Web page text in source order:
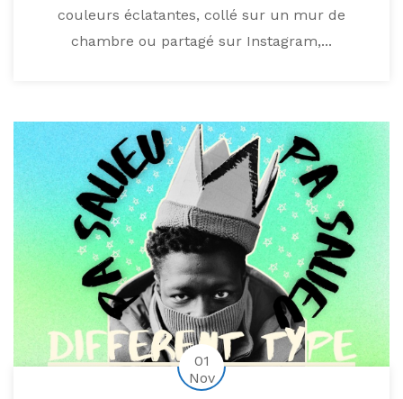
couleurs éclatantes, collé sur un mur de
chambre ou partagé sur Instagram,...
01
Nov